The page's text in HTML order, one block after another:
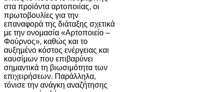
στα προϊόντα αρτοποιίας, οι
πρωτοβουλίες για την
επαναφορά της διάταξης σχετικά
με την ονομασία «Αρτοποιείο –
Φούρνος», καθώς και το
αυξημένο κόστος ενέργειας και
καυσίμων που επιβαρύνει
σημαντικά τη βιωσιμότητα των
επιχειρήσεων. Παράλληλα,
τόνισε την ανάγκη αναζήτησης